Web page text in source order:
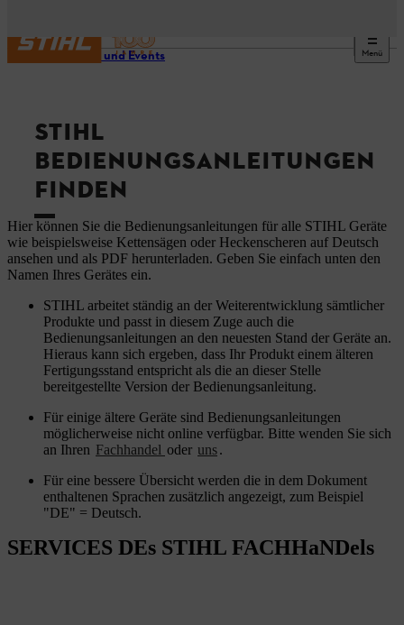
Menü
Service und Events
STIHL
BEDIENUNGSANLEITUNGEN
FINDEN
Hier können Sie die Bedienungsanleitungen für alle STIHL Geräte
wie beispielsweise Kettensägen oder Heckenscheren auf Deutsch
ansehen und als PDF herunterladen. Geben Sie einfach unten den
Namen Ihres Gerätes ein.
STIHL arbeitet ständig an der Weiterentwicklung sämtlicher
Produkte und passt in diesem Zuge auch die
Bedienungsanleitungen an den neuesten Stand der Geräte an.
Hieraus kann sich ergeben, dass Ihr Produkt einem älteren
Fertigungsstand entspricht als die an dieser Stelle
bereitgestellte Version der Bedienungsanleitung.
Für einige ältere Geräte sind Bedienungsanleitungen
möglicherweise nicht online verfügbar. Bitte wenden Sie sich
an Ihren Fachhandel oder uns.
Für eine bessere Übersicht werden die in dem Dokument
enthaltenen Sprachen zusätzlich angezeigt, zum Beispiel
"DE" = Deutsch.
SERVICES DEs STIHL FACHHaNDels